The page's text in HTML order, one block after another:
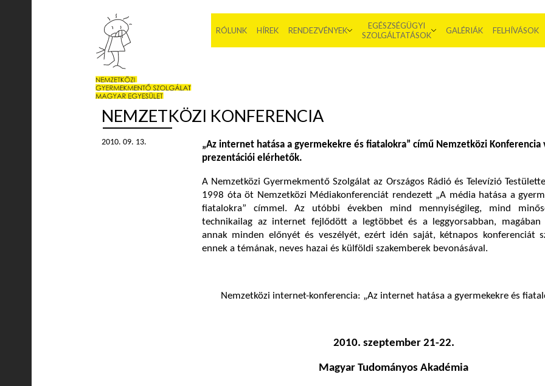
RÓLUNK HÍREK RENDEZVÉNYEK
EGÉSZSÉGÜGYI
SZOLGÁLTATÁSOK
GALÉRIÁK FELHÍVÁSOK
NEMZETKÖZI KONFERENCIA
2010. 09. 13.
„Az internet hatása a gyermekekre és fiatalokra” című Nemzetközi Konferencia
prezentációi elérhetők.
A Nemzetközi Gyermekmentő Szolgálat az Országos Rádió és Televízió
1998 óta öt Nemzetközi Médiakonferenciát rendezett „A média hatása a
fiatalokra” címmel. Az utóbbi években mind mennyiségileg, mind
technikailag az internet fejlődött a legtöbbet és a leggyorsabban, magában
annak minden előnyét és veszélyét, ezért idén saját, kétnapos konferenciát
ennek a témának, neves hazai és külföldi szakemberek bevonásával.
Nemzetközi internet-konferencia: „Az internet hatása a gyermekekre és
2010. szeptember 21-22.
Magyar Tudományos Akadémia